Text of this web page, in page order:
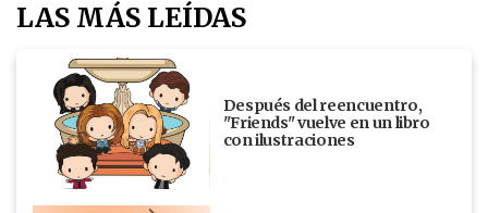
LAS MÁS LEÍDAS
Después del reencuentro,
"Friends" vuelve en un libro
con ilustraciones